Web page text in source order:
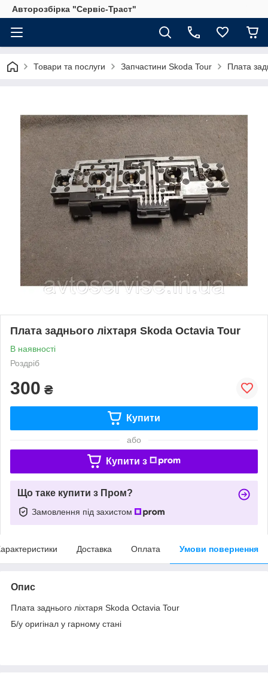
Авторозбірка "Сервіс-Траст"
Товари та послуги Запчастини Skoda Tour Плата
Плата заднього ліхтаря Skoda Octavia Tour
В наявності
Роздріб
300 ₴
Купити
або
Купити з
Що таке купити з Пром?
Замовлення під захистом
Доставка Оплата Умови повернення
Опис
Плата заднього ліхтаря Skoda Octavia Tour
Б/у оригінал у гарному стані